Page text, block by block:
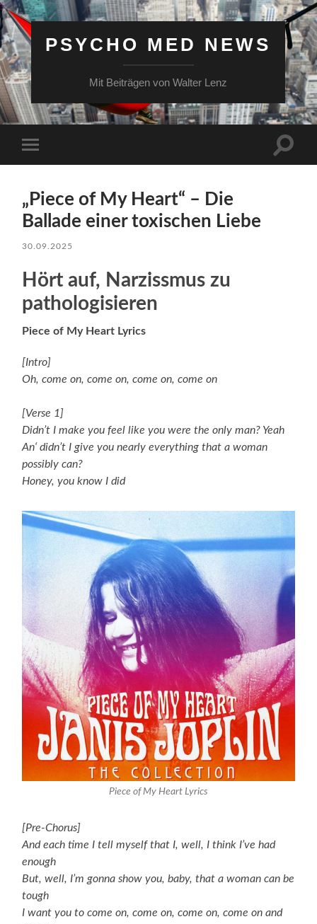
PSYCHO MED NEWS
Mit Beiträgen von Walter Lenz
Menü
„Piece of My Heart“ – Die
Ballade einer toxischen Liebe
30.09.2025
Hört auf, Narzissmus zu
pathologisieren
Piece of My Heart Lyrics
[Intro]
Oh, come on, come on, come on, come on
[Verse 1]
Didn’t I make you feel like you were the only man? Yeah
An‘ didn’t I give you nearly everything that a woman
possibly can?
Honey, you know I did
Piece of My Heart Lyrics
[Pre-Chorus]
And each time I tell myself that I, well, I think I’ve had
enough
But, well, I’m gonna show you, baby, that a woman can be
tough
I want you to come on, come on, come on, come on and